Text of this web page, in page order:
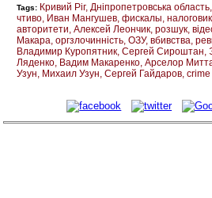
Tags: Кривий Ріг Дніпропетровська область
чтиво Иван Мангушев фискалы
авторитети Алексей Леончик розшук
Макара оргзлочинність ОЗУ вбивства
Владимир Куропятник Сергей Сироштан
Ляденко Вадим Макаренко Арселор
Узун Михаил Узун Сергей Гайдаров crime